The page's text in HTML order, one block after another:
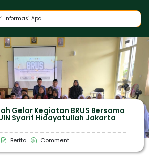
Gelar Kegiatan BRUS Bersama
Syarif Hidayatullah Jakarta
Berita Comment